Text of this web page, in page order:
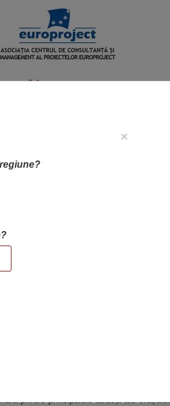
printre principalele atracții ale orașului
×